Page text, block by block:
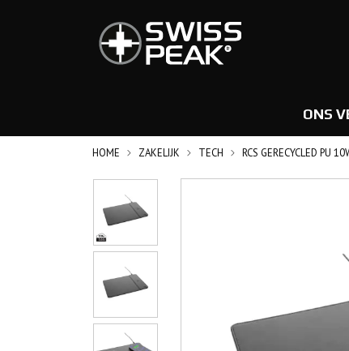
ONS
HOME ZAKELIJK TECH RCS GERECYCLED PU